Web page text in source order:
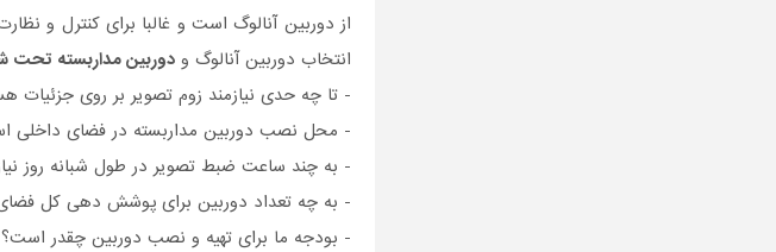
از دوربین آنالوگ است و غالبا برای کنترل و
انتخاب دوربین آنالوگ و دوربین مداربسته تحت
- تا چه حدی نیازمند زوم تصویر بر روی
- محل نصب دوربین مداربسته در فضای داخلی
- به چند ساعت ضبط تصویر در طول شبانه روز
- به چه تعداد دوربین برای پوشش دهی کل
- بودجه ما برای تهیه و نصب دوربین چقدر است؟